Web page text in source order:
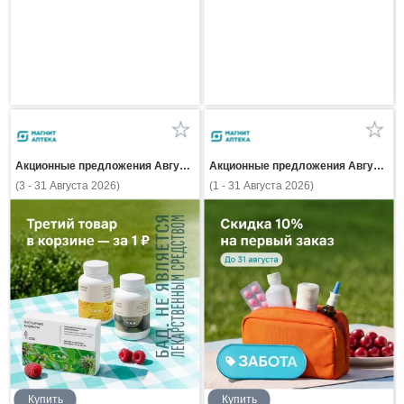
Акционные предложения Августа
(3 - 31 Августа 2026)
Купить
Акционные предложения Августа
(1 - 31 Августа 2026)
Купить